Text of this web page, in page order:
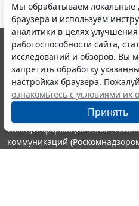
Мы обрабатываем локальные
браузера и используем
аналитики в целях
работоспособности сайта,
исследований и обзоров. Вы
запретить обработку
настройках браузера.
ознакомьтесь с условиями их
Принять
© ООО "НПП "ГАРАНТ-СЕРВИС",
выпускается с 1990 года.
являются участниками
информации ГАРАНТ.
Портал ГАРАНТ.РУ
издания Федеральной
связи,информационных
коммуникаций